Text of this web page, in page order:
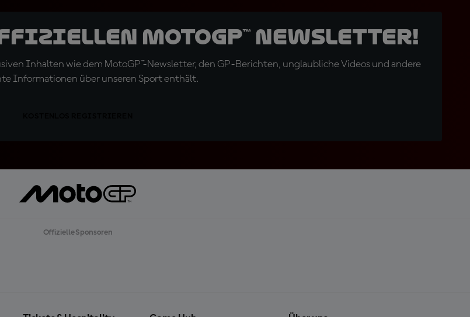
MotoGP™ Newsletter!
Inhalten wie dem MotoGP™-Newsletter, den GP-Berichten, unglaubliche Videos und andere
Informationen über unseren Sport enthält.
Offizielle Sponsoren